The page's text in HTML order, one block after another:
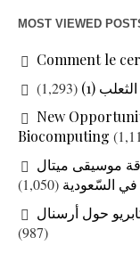
MOST VIEWED
Comment le
(1)
(1,293)
New
Biocomputing
موسيقى ميتال
السّعودية (1,050)
حول أرسنال
(987)